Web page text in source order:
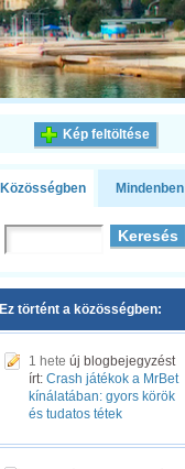
Kép feltöltése
Közösségben Mindenben
Ez történt a közösségben:
1 hete új blogbejegyzést
írt: Crash játékok a MrBet
kínálatában: gyors körök
és tudatos tétek